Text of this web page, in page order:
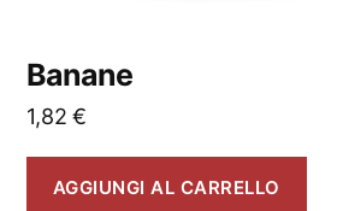
Banane
1,82€
AGGIUNGI AL CARRELLO